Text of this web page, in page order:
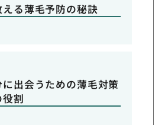
る薄毛予防の秘訣
出会うための薄毛対策
役割